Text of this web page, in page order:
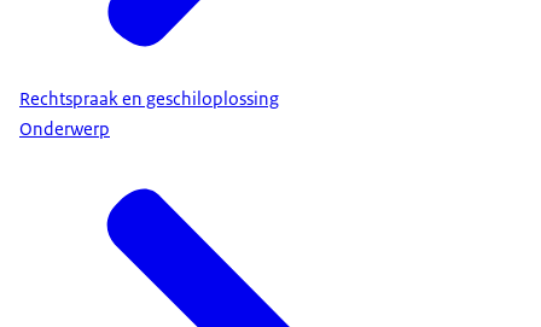
Rechtspraak en geschiloplossing
Onderwerp